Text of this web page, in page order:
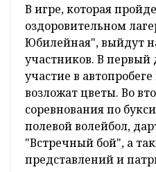
В игре, которая
оздоровительном
Юбилейная", выйдут
участников. В
участие в
возложат цветы. Во
соревнования по
полевой волейбол,
"Встречный бой", а
представлений и